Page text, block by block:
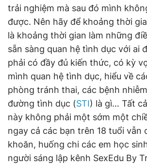
trải nghiệm mà sau đó mình
được. Nên hãy để khoảng thời
là khoảng thời gian làm những
sẵn sàng quan hệ tình dục với ai
phải có đầy đủ kiến thức, có kỳ
mình quan hệ tình dục, hiểu về
phòng tránh thai, các bệnh
đường tình dục (STI) là gì… Tất
này không phải một sớm một
ngay cả các bạn trên 18 tuổi vẫn
khoăn, huống chi các em học
người sáng lập kênh SexEdu By